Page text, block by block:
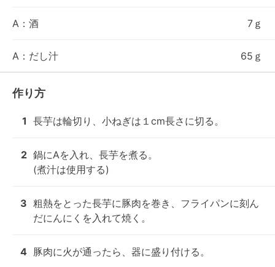
A：酒 7ｇ
A：だし汁 65ｇ
作り方
1 長芋は輪切り、小ねぎは１cm長さに切る。
2 鍋にAを入れ、長芋を煮る。
(煮汁は使用する)
3 粗熱をとった長芋に豚肉を巻き、フライパンに刻ん
だにんにくを入れて焼く。
4 豚肉に火が通ったら、器に盛り付ける。